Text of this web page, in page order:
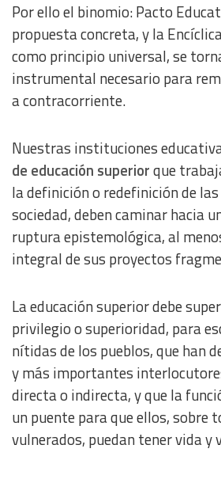
Por ello el binomio: Pacto
propuesta concreta, y la
como principio universal, se
instrumental necesario para
a contracorriente.
Nuestras instituciones
de educación superiorque
la definición o redefinición de
sociedad, deben caminar hacia
ruptura epistemológica, al
integral de sus proyectos
La educación superior debe
privilegio o superioridad, para
nítidas de los pueblos, que han
y más importantes
directa o indirecta, y que la
un puente para que ellos, sobre
vulnerados, puedan tener vida y